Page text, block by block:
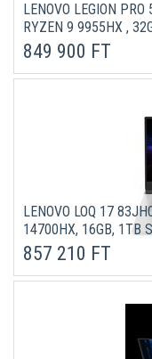
LENOVO LEGION
RYZEN 9 9955HX ,
5060 8GB, DOS -
GARANCIÁVAL
849 900 FT
LENOVO LOQ 17
14700HX, 16GB, 1TB
DOS - SZÜRKE
857 210 FT